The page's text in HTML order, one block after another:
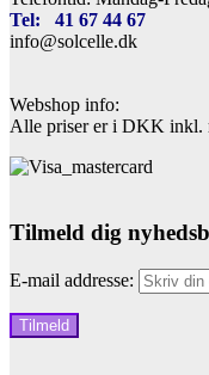
Tel: 41 67 44 67
info@solcelle.dk
Webshop info:
Alle priser er i DKK inkl.
Tilmeld dig
E-mail addresse: